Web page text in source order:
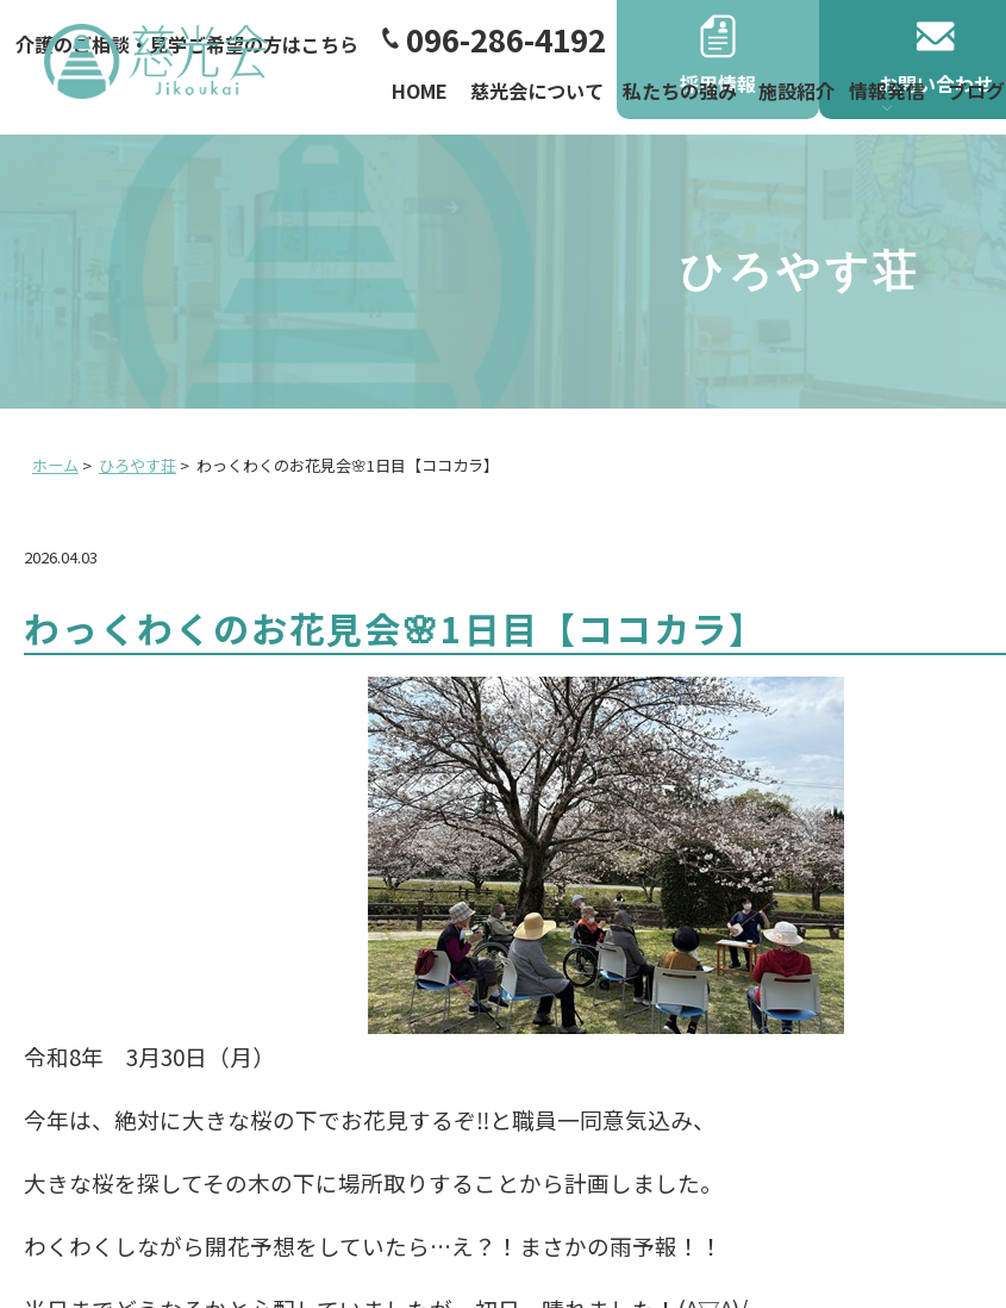
介護のご相談・見学ご希望の方はこちら 096-286-4192
採用情報 お問い合わせ
HOME 慈光会について 私たちの強み 施設紹介 情報発信 ブログ
ひろやす荘
ホーム > ひろやす荘> わっくわくのお花見会🌸1日目【ココカラ】
2026.04.03
わっくわくのお花見会🌸1日目【ココカラ】
令和8年 3月30日（月）
今年は、絶対に大きな桜の下でお花見するぞ‼と職員一同意気込み、
大きな桜を探してその木の下に場所取りすることから計画しました。
わくわくしながら開花予想をしていたら…え？！まさかの雨予報！！